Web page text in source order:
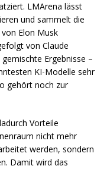
LMArena lässt
und sammelt die
Elon Musk
von Claude
Ergebnisse –
KI-Modelle sehr
gehört noch zur
Vorteile
nicht mehr
werden, sondern
Damit wird das